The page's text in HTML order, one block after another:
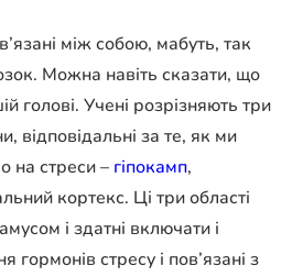
між собою, мабуть, так
Можна навіть сказати, що
голові. Учені розрізняють три
відповідальні за те, як ми
на стреси – гіпокамп,
кортекс. Ці три області
і здатні включати і
гормонів стресу і пов’язані з